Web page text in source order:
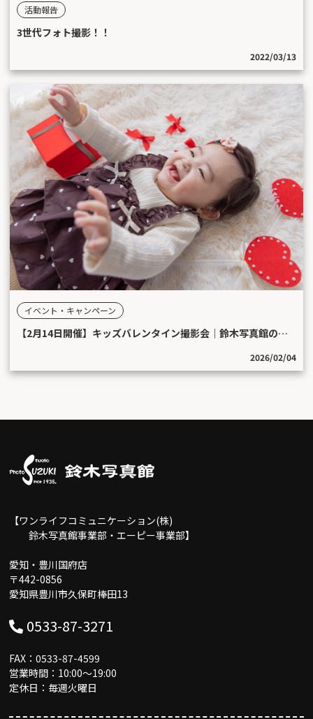
活動報告
3世代フォト撮影！！
2022/03/13
イベント・キャンペーン
【2月14日開催】キッズバレンタイン撮影会｜鈴木写真館の期間限定イベント
2026/02/04
【ワンライフコミュニケーション(株)
鈴木写真館事業部・エーピー事業部】
愛知・豊川国府店
〒442-0856
愛知県豊川市久保町棒田13
0533-87-3271
FAX：0533-87-4599
営業時間：10:00〜19:00
定休日：毎週火曜日